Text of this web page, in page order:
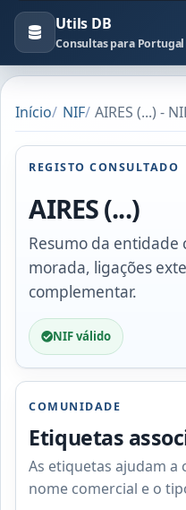
Utils DB
Consultas para Portugal
Início NIF AIRES (...) -
REGISTO CONSULTADO
AIRES (...)
Resumo da entidade
morada, ligações
complementar.
NIF válido
COMUNIDADE
Etiquetas
As etiquetas ajudam a
nome comercial e o